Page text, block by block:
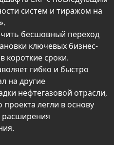
систем и тиражом на
бесшовный переход
ключевых бизнес-
короткие сроки.
гибко и быстро
на другие
нефтегазовой отрасли,
проекта легли в основу